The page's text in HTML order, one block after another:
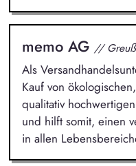
memo AG //
Als
Kauf von
qualitativ
und hilft somit, einen
in allen